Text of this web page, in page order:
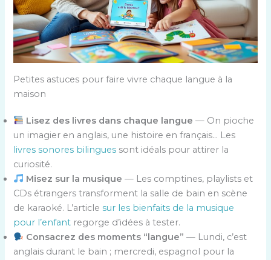
Petites astuces pour faire vivre chaque langue à la
maison
Lisez des livres dans chaque langue — On pioche
un imagier en anglais, une histoire en français… Les
livres sonores bilingues sont idéals pour attirer la
curiosité.
Misez sur la musique — Les comptines, playlists et
CDs étrangers transforment la salle de bain en scène
de karaoké. L’articlesur les bienfaits de la musique
pour l’enfant regorge d’idées à tester.
Consacrez des moments “langue” — Lundi, c’est
anglais durant le bain ; mercredi, espagnol pour la